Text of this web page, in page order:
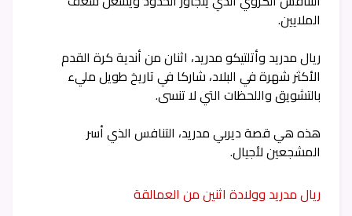
الملايين.
ريال مدريد وأتلتيكو مدريد، اثنان من أندية كرة القدم
الأكثر شهرة في البلاد، شاركا في تاريخ طويل مليء
بالتشويق واللحظات التي لا تنسى.
هذه هي قصة ديربي مدريد، التنافس الذي أسر
المشجعين لأجيال.
ريال مدريد وولادة اثنين من العمالقة